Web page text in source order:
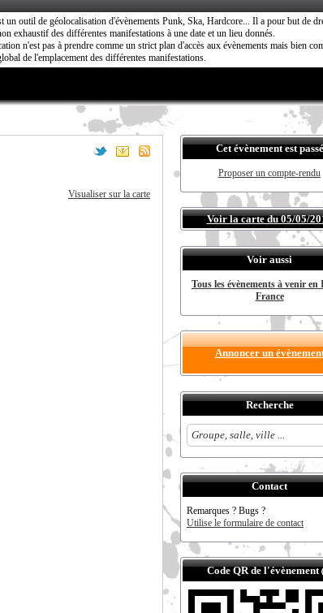
un outil de géolocalisation d'évènements Punk, Ska, Hardcore... Il a pour but de
exhaustif des différentes manifestations à une date et un lieu donnés.
n'est pas à prendre comme un strict plan d'accès aux évènements mais bien
de l'emplacement des différentes manifestations.
Visualiser sur la carte
Cet évènement est passé
Proposer un compte-rendu
Voir la carte du 05/05/
Voir aussi
Tous les évènements à venir en
France
Annoncer un
Recherche
Contact
Remarques ? Bugs ?
Utilise le formulaire de contact
Code QR de l'évènement